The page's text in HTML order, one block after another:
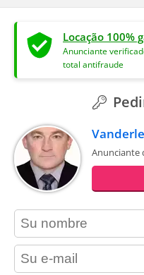
Locação 100%
Anunciante
total antifraude
Anunciante
contact_name
contact_email